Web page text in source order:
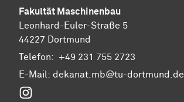
Fakultät Maschinenbau
Leonhard-Euler-Straße 5
44227 Dortmund
Telefon: +49 231 755 2723
E-Mail: dekanat.mb@tu-dortmund.de